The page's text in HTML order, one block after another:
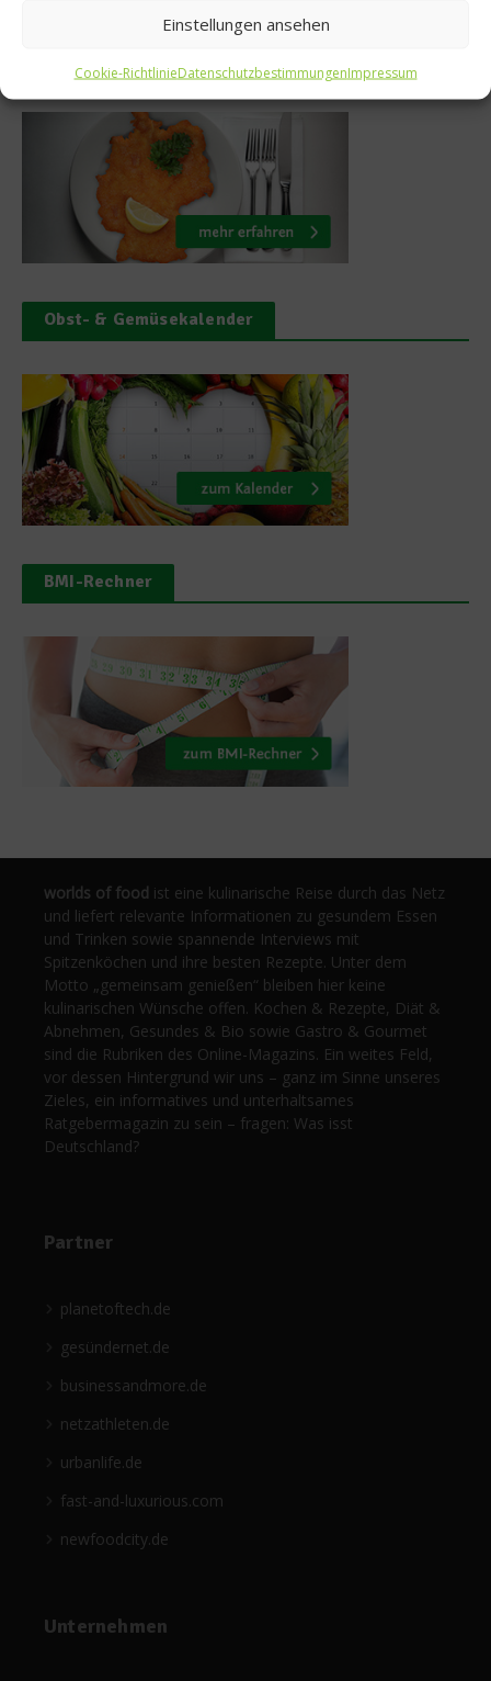
Einstellungen ansehen
Cookie-RichtlinieDatenschutzbestimmungenImpressum
Obst- & Gemüsekalender
BMI-Rechner
worlds of food ist eine kulinarische Reise durch das Netz
und liefert relevante Informationen zu gesundem Essen
und Trinken sowie spannende Interviews mit
Spitzenköchen und ihre besten Rezepte. Unter dem
Motto „gemeinsam genießen“ bleiben hier keine
kulinarischen Wünsche offen. Kochen & Rezepte, Diät &
Abnehmen, Gesundes & Bio sowie Gastro & Gourmet
sind die Rubriken des Online-Magazins. Ein weites Feld,
vor dessen Hintergrund wir uns – ganz im Sinne unseres
Zieles, ein informatives und unterhaltsames
Ratgebermagazin zu sein – fragen: Was isst
Deutschland?
Partner
planetoftech.de
gesündernet.de
businessandmore.de
netzathleten.de
urbanlife.de
fast-and-luxurious.com
newfoodcity.de
Unternehmen